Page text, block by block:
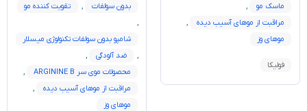
ماسک مو
,
مراقبت از موهای آسیب دیده
,
موهای وز
فولیکا
بدون سولفات ,
تقویت کننده مو
,
شامپو بدون سولفات تکنولوژی میسلار
,
ضد آلودگی
,
محصولات موی سر ARGININE B
,
مراقبت از موهای آسیب دیده
,
موهای وز